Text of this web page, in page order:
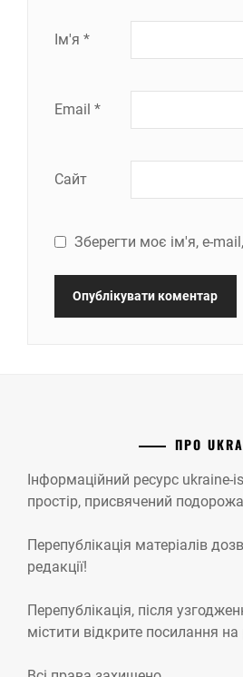
Ім'я *
Email *
Сайт
Зберегти моє ім'я, e-
ПРО
Інформаційний ресурс ukraine-
простір, присвячений
Перепублікація матеріалів
редакції!
Перепублікація, після
містити відкрите посилання